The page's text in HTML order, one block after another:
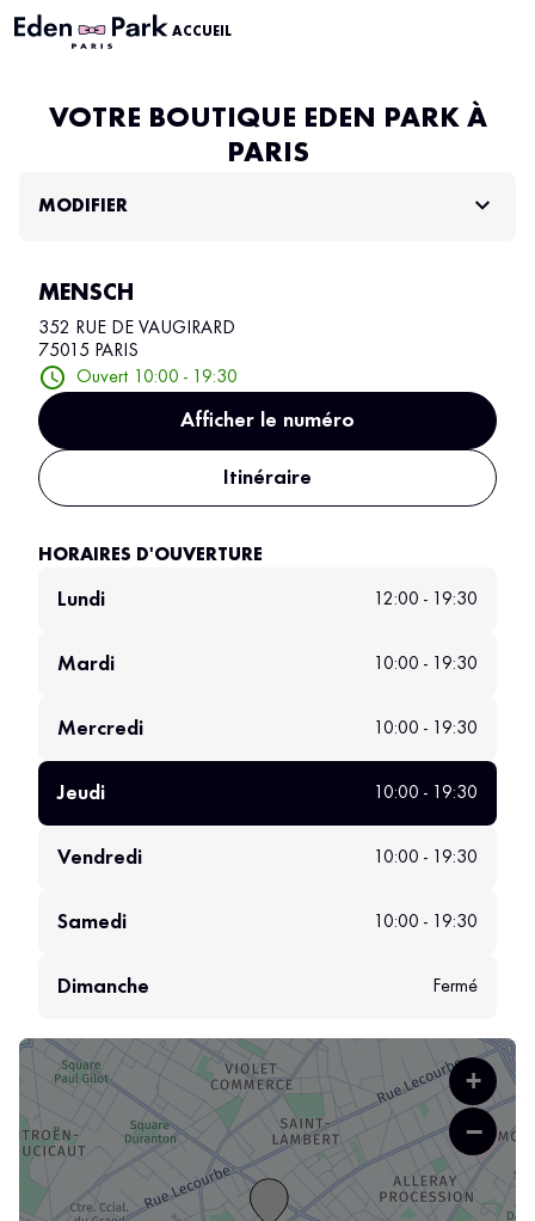
ACCUEIL
VOTRE BOUTIQUE EDEN PARK À
PARIS
MODIFIER
MENSCH
352 RUE DE VAUGIRARD
75015 PARIS
Ouvert 10:00 - 19:30
Afficher le numéro
Itinéraire
HORAIRES D'OUVERTURE
Lundi 12:00 - 19:30
Mardi 10:00 - 19:30
Mercredi 10:00 - 19:30
Jeudi 10:00 - 19:30
Vendredi 10:00 - 19:30
Samedi 10:00 - 19:30
Dimanche Fermé
+
−